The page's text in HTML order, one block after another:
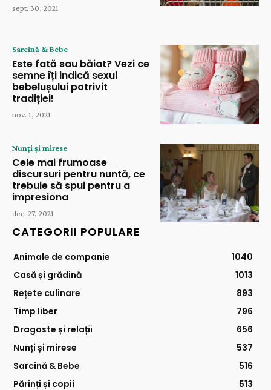
sept. 30, 2021
Sarcină & Bebe
Este fată sau băiat? Vezi ce
semne îți indică sexul
bebelușului potrivit
tradiției!
nov. 1, 2021
Nunți și mirese
Cele mai frumoase
discursuri pentru nuntă, ce
trebuie să spui pentru a
impresiona
dec. 27, 2021
CATEGORII POPULARE
Animale de companie
1040
Casă și grădină
1013
Rețete culinare
893
Timp liber
796
Dragoste și relații
656
Nunți și mirese
537
Sarcină & Bebe
516
Părinți și copii
513